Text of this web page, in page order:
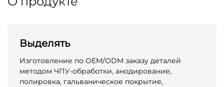
Выделять
Изготовление по OEM/ODM заказу деталей
методом ЧПУ-обработки, анодирование,
полировка, гальваническое покрытие,